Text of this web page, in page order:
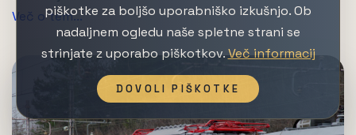
Več o tem...
piškotke za boljšo uporabniško izkušnjo. Ob
nadaljnem ogledu naše spletne strani se
strinjate z uporabo piškotkov.Več informacij
DOVOLI PIŠKOTKE